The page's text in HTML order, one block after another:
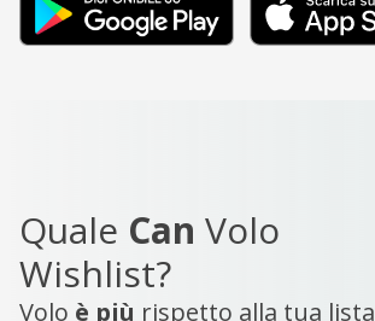
Quale Can Volo
Wishlist?
Volo è più rispetto alla tua lista